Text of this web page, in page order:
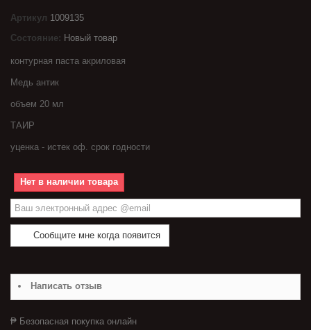
Артикул 1009135
Состояние: Новый товар
контурная паста акриловая
Медь антик
объем 20 мл
ТАИР
уценка - истек оф. срок годности
Нет в наличии товара
Сообщите мне когда появится
Написать отзыв
₱ Безопасная покупка онлайн